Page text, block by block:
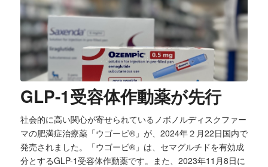
GLP-1受容体作動薬が先行
社会的に高い関心が寄せられているノボノルディスクファー
マの肥満症治療薬「ウゴービ®」が、2024年２月22日国内で
発売されました。「ウゴービ®」は、セマグルチドを有効成
分とするGLP-1受容体作動薬です。また、2023年11月8日に